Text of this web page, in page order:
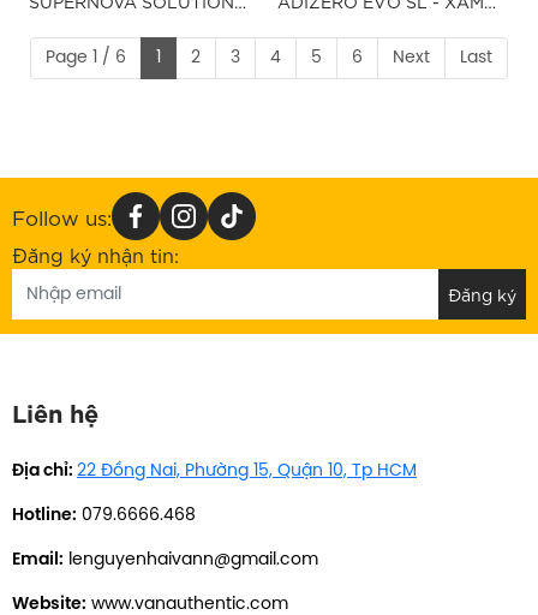
Page 1 / 6 1 2 3 4 5 6 Next Last
Follow us:
Đăng ký nhận tin:
Liên hệ
Địa chỉ: 22 Đồng Nai, Phường 15, Quận 10, Tp HCM
Hotline: 079.6666.468
Email: lenguyenhaivann@gmail.com
Website: www.vanauthentic.com